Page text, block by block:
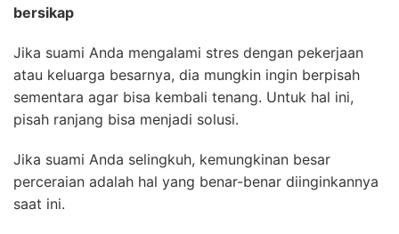
bersikap
Jika suami Anda mengalami stres dengan pekerjaan
atau keluarga besarnya, dia mungkin ingin berpisah
sementara agar bisa kembali tenang. Untuk hal ini,
pisah ranjang bisa menjadi solusi.
Jika suami Anda selingkuh, kemungkinan besar
perceraian adalah hal yang benar-benar diinginkannya
saat ini.